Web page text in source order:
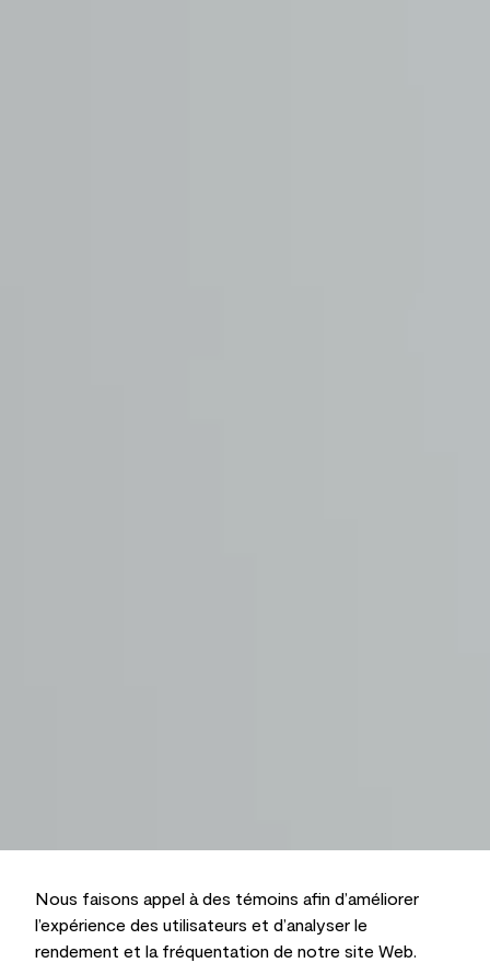
Nous faisons appel à des témoins afin d’améliorer
l’expérience des utilisateurs et d’analyser le
rendement et la fréquentation de notre site Web.